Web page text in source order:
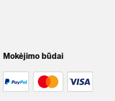
Mokėjimo būdai